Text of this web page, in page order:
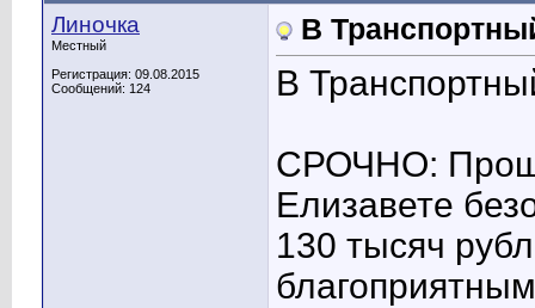
Линочка
Местный
Регистрация: 09.08.2015
Сообщений: 124
В
В
СРОЧНО:
Елизавете
130 тысяч